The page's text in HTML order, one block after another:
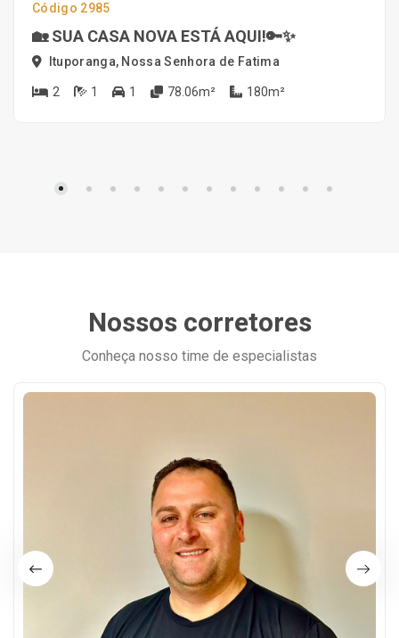
Código 2985
🏡 SUA CASA NOVA ESTÁ AQUI!🔑✨
Ituporanga, Nossa Senhora de Fatima
2 1 1 78.06m² 180m²
Nossos corretores
Conheça nosso time de especialistas